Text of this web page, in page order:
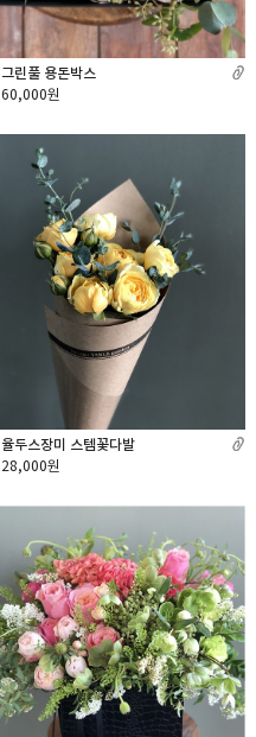
그린풀 용돈박스
60,000원
율두스장미 스템꽃다발
28,000원